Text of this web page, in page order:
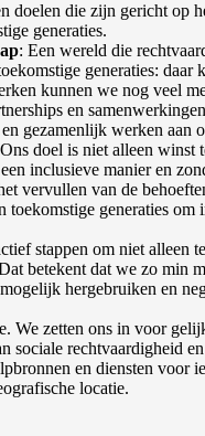
doelen die zijn gericht op
generaties.
: Een wereld die
generaties: daar
kunnen we nog veel
en
gezamenlijk werken aan
doel is niet alleen winst
inclusieve manier en
vervullen van de
toekomstige generaties om
stappen om niet alleen
betekent dat we zo min
hergebruiken en
We zetten ons in voor
sociale rechtvaardigheid
en diensten voor
locatie.